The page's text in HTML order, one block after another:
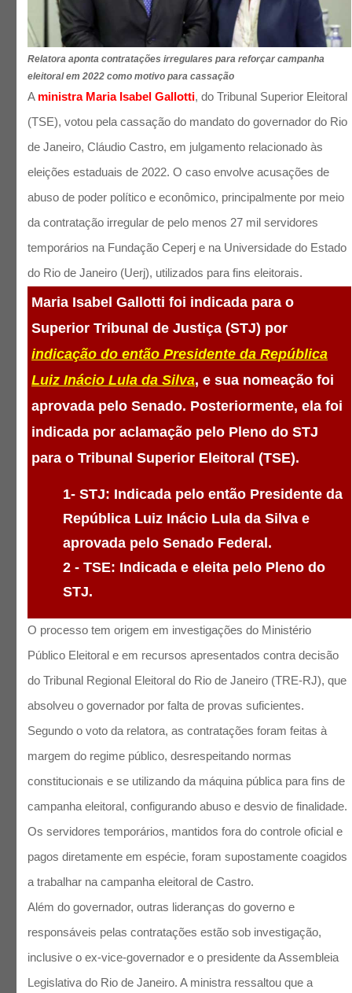
Relatora aponta contratações irregulares para reforçar campanha
eleitoral em 2022 como motivo para cassação
A ministra Maria Isabel Gallotti, do Tribunal Superior Eleitoral
(TSE), votou pela cassação do mandato do governador do Rio
de Janeiro, Cláudio Castro, em julgamento relacionado às
eleições estaduais de 2022. O caso envolve acusações de
abuso de poder político e econômico, principalmente por meio
da contratação irregular de pelo menos 27 mil servidores
temporários na Fundação Ceperj e na Universidade do Estado
do Rio de Janeiro (Uerj), utilizados para fins eleitorais.
Maria Isabel Gallotti foi indicada para o
Superior Tribunal de Justiça (STJ) por
indicação do então Presidente da República
Luiz Inácio Lula da Silva, e sua nomeação foi
aprovada pelo Senado. Posteriormente, ela foi
indicada por aclamação pelo Pleno do STJ
para o Tribunal Superior Eleitoral (TSE).
1- STJ: Indicada pelo então Presidente da
República Luiz Inácio Lula da Silva e
aprovada pelo Senado Federal.
2 - TSE: Indicada e eleita pelo Pleno do
STJ.
O processo tem origem em investigações do Ministério
Público Eleitoral e em recursos apresentados contra decisão
do Tribunal Regional Eleitoral do Rio de Janeiro (TRE-RJ), que
absolveu o governador por falta de provas suficientes.
Segundo o voto da relatora, as contratações foram feitas à
margem do regime público, desrespeitando normas
constitucionais e se utilizando da máquina pública para fins de
campanha eleitoral, configurando abuso e desvio de finalidade.
Os servidores temporários, mantidos fora do controle oficial e
pagos diretamente em espécie, foram supostamente coagidos
a trabalhar na campanha eleitoral de Castro.
Além do governador, outras lideranças do governo e
responsáveis pelas contratações estão sob investigação,
inclusive o ex-vice-governador e o presidente da Assembleia
Legislativa do Rio de Janeiro. A ministra ressaltou que a